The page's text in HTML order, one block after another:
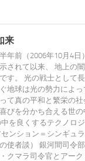
来
年前（2006年10月4日
されて以来、 地上の
す。 光の戦士として
地球は光の勢力によっ
て真の平和と繁栄の
びを分かち合える世
を良くするテクノロ
ンション＝シンギュ
使者談） 銀河間司令
クマラ司令官とアーク